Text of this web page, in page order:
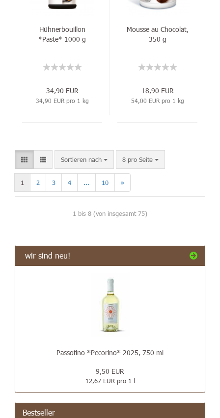
Hühnerbouillon
*Paste* 1000 g
34,90 EUR
34,90 EUR pro 1 kg
Mousse au Chocolat,
350 g
18,90 EUR
54,00 EUR pro 1 kg
Sortieren nach 8 pro Seite
1 2 3 4 ... 10 »
1 bis 8 (von insgesamt75)
wir sind neu!
Passofino *Pecorino* 2025, 750 ml
9,50 EUR
12,67 EUR pro 1 l
Bestseller